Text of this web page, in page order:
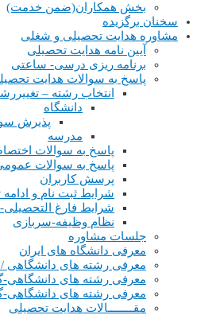
بخش همکاران(ضمن خدمت)
سخنان برگزیده
مشاوره هدایت تحصیلی و شغلی
آیین نامه هدایت تحصیلی
برنامه ریزی درسی- ساعتی
پاسخ به سوالات هدایت
انتخاب رشته –
دانشگاه
پذیرش
مدرسه
پاسخ به سوالات
پاسخ به سوالات
پرسش کاربران
شرایط ثبت نام و
شرایط فارغ التحصیلی-
نظام وظیفه-سربازی
جلسات مشاوره
معرفی دانشگاه های ایران
معرفی رشته های دانشگاهی /
معرفی رشته های
معرفی رشته های دانشگاهی-
مقــــــــالات هدایت تحصیلی